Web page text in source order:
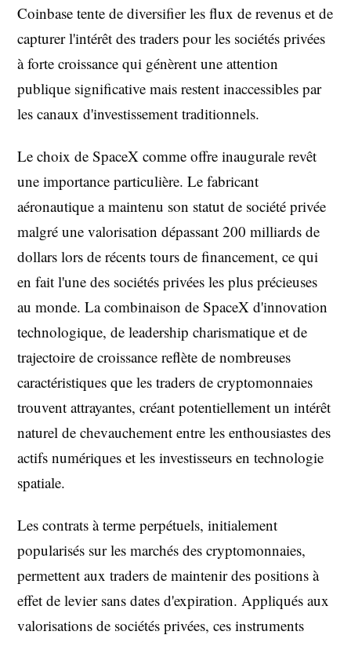
Coinbase tente de diversifier les flux de revenus et de
capturer l'intérêt des traders pour les sociétés privées
à forte croissance qui génèrent une attention
publique significative mais restent inaccessibles par
les canaux d'investissement traditionnels.
Le choix de SpaceX comme offre inaugurale revêt
une importance particulière. Le fabricant
aéronautique a maintenu son statut de société privée
malgré une valorisation dépassant 200 milliards de
dollars lors de récents tours de financement, ce qui
en fait l'une des sociétés privées les plus précieuses
au monde. La combinaison de SpaceX d'innovation
technologique, de leadership charismatique et de
trajectoire de croissance reflète de nombreuses
caractéristiques que les traders de cryptomonnaies
trouvent attrayantes, créant potentiellement un intérêt
naturel de chevauchement entre les enthousiastes des
actifs numériques et les investisseurs en technologie
spatiale.
Les contrats à terme perpétuels, initialement
popularisés sur les marchés des cryptomonnaies,
permettent aux traders de maintenir des positions à
effet de levier sans dates d'expiration. Appliqués aux
valorisations de sociétés privées, ces instruments